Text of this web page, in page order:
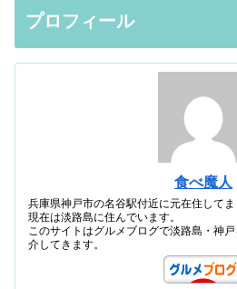
プロフィール
食べ魔人
兵庫県神戸市の名谷駅付近に元在住してま
現在は淡路島に住んでいます。
このサイトはグルメブログで淡路島・神
介してきます。